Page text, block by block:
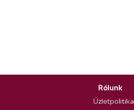
Rólunk
Üzletpolitika